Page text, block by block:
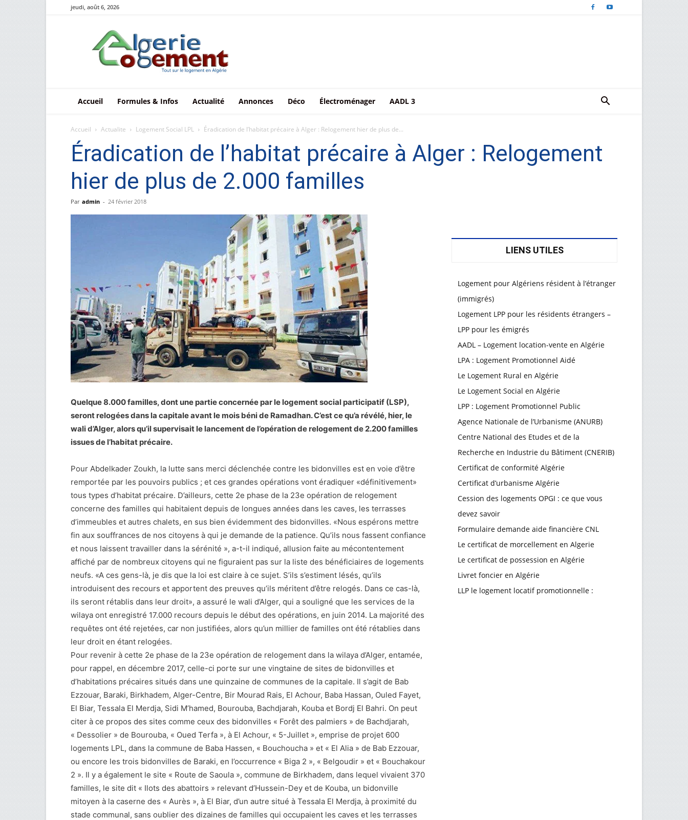
jeudi, août 6, 2026
Le
logement
en
Algérie
Accueil Formules & Infos Actualité Annonces Déco Électroménager AADL 3
Accueil Actualite Logement Social LPL Éradication de l’habitat précaire à Alger : Relogement hier de plus de...
Éradication de l’habitat précaire à Alger : Relogement
hier de plus de 2.000 familles
Par admin - 24 février 2018
Quelque 8.000 familles, dont une partie concernée par le logement social participatif (LSP),
seront relogées dans la capitale avant le mois béni de Ramadhan. C’est ce qu’a révélé, hier, le
wali d’Alger, alors qu’il supervisait le lancement de l’opération de relogement de 2.200 familles
issues de l’habitat précaire.
Pour Abdelkader Zoukh, la lutte sans merci déclenchée contre les bidonvilles est en voie d’être
remportée par les pouvoirs publics ; et ces grandes opérations vont éradiquer «définitivement»
tous types d’habitat précaire. D’ailleurs, cette 2e phase de la 23e opération de relogement
concerne des familles qui habitaient depuis de longues années dans les caves, les terrasses
d’immeubles et autres chalets, en sus bien évidemment des bidonvilles. «Nous espérons mettre
fin aux souffrances de nos citoyens à qui je demande de la patience. Qu’ils nous fassent confiance
et nous laissent travailler dans la sérénité », a-t-il indiqué, allusion faite au mécontentement
affiché par de nombreux citoyens qui ne figuraient pas sur la liste des bénéficiaires de logements
neufs. «A ces gens-là, je dis que la loi est claire à ce sujet. S’ils s’estiment lésés, qu’ils
introduisent des recours et apportent des preuves qu’ils méritent d’être relogés. Dans ce cas-là,
ils seront rétablis dans leur droit», a assuré le wali d’Alger, qui a souligné que les services de la
wilaya ont enregistré 17.000 recours depuis le début des opérations, en juin 2014. La majorité des
requêtes ont été rejetées, car non justifiées, alors qu’un millier de familles ont été rétablies dans
leur droit en étant relogées.
Pour revenir à cette 2e phase de la 23e opération de relogement dans la wilaya d’Alger, entamée,
pour rappel, en décembre 2017, celle-ci porte sur une vingtaine de sites de bidonvilles et
d’habitations précaires situés dans une quinzaine de communes de la capitale. Il s’agit de Bab
Ezzouar, Baraki, Birkhadem, Alger-Centre, Bir Mourad Rais, El Achour, Baba Hassan, Ouled Fayet,
El Biar, Tessala El Merdja, Sidi M’hamed, Bourouba, Bachdjarah, Kouba et Bordj El Bahri. On peut
citer à ce propos des sites comme ceux des bidonvilles « Forêt des palmiers » de Bachdjarah,
« Dessolier » de Bourouba, « Oued Terfa », à El Achour, « 5-Juillet », emprise de projet 600
logements LPL, dans la commune de Baba Hassen, « Bouchoucha » et « El Alia » de Bab Ezzouar,
ou encore les trois bidonvilles de Baraki, en l’occurrence « Biga 2 », « Belgoudir » et « Bouchakour
2 ». Il y a également le site « Route de Saoula », commune de Birkhadem, dans lequel vivaient 370
familles, le site dit « Ilots des abattoirs » relevant d’Hussein-Dey et de Kouba, un bidonville
mitoyen à la caserne des « Aurès », à El Biar, d’un autre situé à Tessala El Merdja, à proximité du
stade communal, sans oublier des dizaines de familles qui occupaient les caves et les terrasses
LIENS UTILES
Logement pour Algériens résident à l’étranger
(immigrés)
Logement LPP pour les résidents étrangers –
LPP pour les émigrés
AADL – Logement location-vente en Algérie
LPA : Logement Promotionnel Aidé
Le Logement Rural en Algérie
Le Logement Social en Algérie
LPP : Logement Promotionnel Public
Agence Nationale de l’Urbanisme (ANURB)
Centre National des Etudes et de la
Recherche en Industrie du Bâtiment (CNERIB)
Certificat de conformité Algérie
Certificat d’urbanisme Algérie
Cession des logements OPGI : ce que vous
devez savoir
Formulaire demande aide financière CNL
Le certificat de morcellement en Algerie
Le certificat de possession en Algérie
Livret foncier en Algérie
LLP le logement locatif promotionnelle :